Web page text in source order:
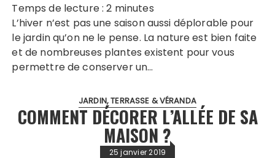
Temps de lecture :2 minutes
L’hiver n’est pas une saison aussi déplorable pour
le jardin qu’on ne le pense. La nature est bien faite
et de nombreuses plantes existent pour vous
permettre de conserver un…
JARDIN, TERRASSE & VÉRANDA
COMMENT DÉCORER L’ALLÉE DE SA
MAISON ?
25 janvier 2019